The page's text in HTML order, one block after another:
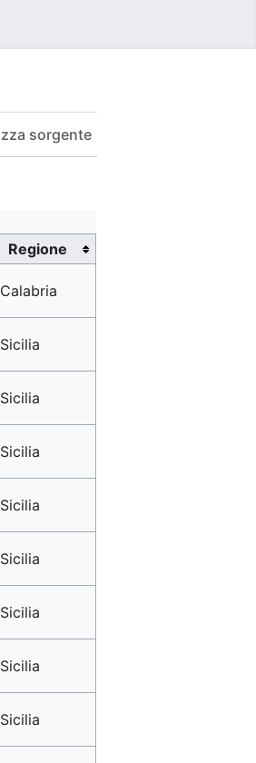
sorgente
Regione
Calabria
Sicilia
Sicilia
Sicilia
Sicilia
Sicilia
Sicilia
Sicilia
Sicilia